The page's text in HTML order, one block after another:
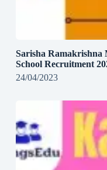
Sarisha Ramakrishna
School Recruitment
24/04/2023